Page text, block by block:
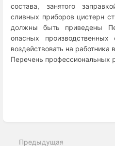
состава, занятого
сливных приборов цистерн
должны быть приведены
опасных
воздействовать на
Перечень профессиональных
mode
Предыдущая